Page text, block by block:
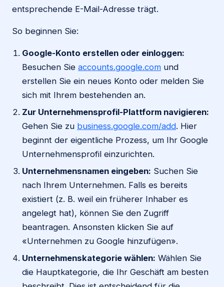
entsprechende E-Mail-Adresse trägt.
So beginnen Sie:
Google-Konto erstellen oder einloggen:
Besuchen Sie accounts.google.com und
erstellen Sie ein neues Konto oder melden Sie
sich mit Ihrem bestehenden an.
Zur Unternehmensprofil-Plattform navigieren:
Gehen Sie zu business.google.com/add. Hier
beginnt der eigentliche Prozess, um Ihr Google
Unternehmensprofil einzurichten.
Unternehmensnamen eingeben: Suchen Sie
nach Ihrem Unternehmen. Falls es bereits
existiert (z. B. weil ein früherer Inhaber es
angelegt hat), können Sie den Zugriff
beantragen. Ansonsten klicken Sie auf
«Unternehmen zu Google hinzufügen».
Unternehmenskategorie wählen: Wählen Sie
die Hauptkategorie, die Ihr Geschäft am besten